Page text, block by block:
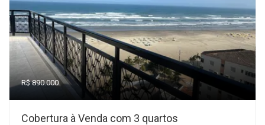
R$ 890.000
Cobertura à Venda com 3 quartos